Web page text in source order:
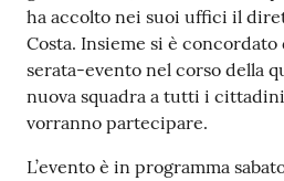
ha accolto nei suoi uffici il
Costa. Insieme si è
serata-evento nel corso della
nuova squadra a tutti i
vorranno partecipare.
L’evento è in programma